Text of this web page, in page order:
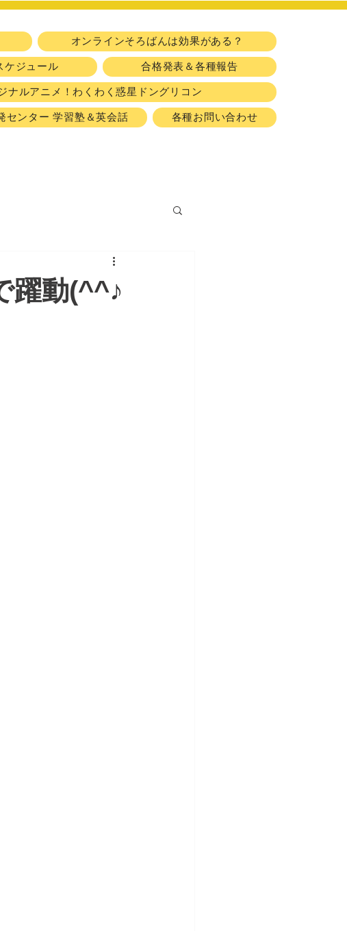
オンラインそろばんは効果がある？
ケジュール 合格発表＆各種報告
ナルアニメ！わくわく惑星ドングリコン
センター 学習塾＆英会話 各種お問い合わせ
躍動(^^♪